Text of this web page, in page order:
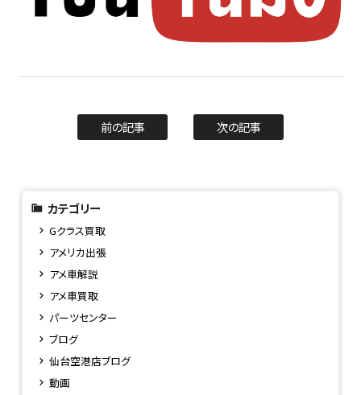
前の記事 次の記事
カテゴリー
Gクラス買取
アメリカ出張
アメ車解説
アメ車買取
パーツセンター
ブログ
仙台空港店ブログ
動画